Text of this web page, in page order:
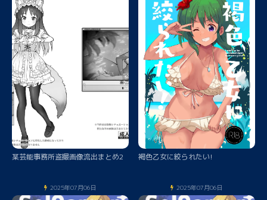
某芸能事務所盗撮画像流出まとめ2 褐色乙女に絞られたい!
2025年07月06日 2025年07月06日